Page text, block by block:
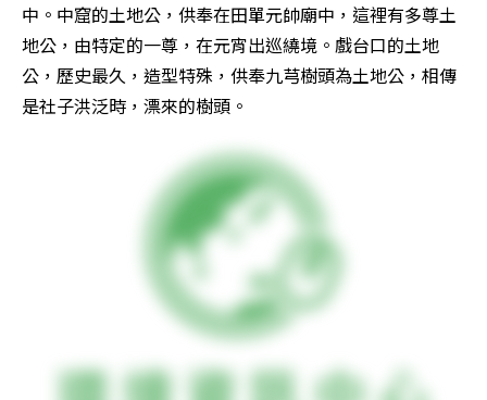
中。中窟的土地公，供奉在田單元帥廟中，這裡有多尊土
地公，由特定的一尊，在元宵出巡繞境。戲台口的土地
公，歷史最久，造型特殊，供奉九芎樹頭為土地公，相傳
是社子洪泛時，漂來的樹頭。